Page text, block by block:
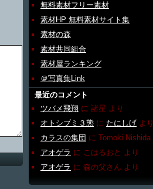
無料素材フリー素材
素材HP 無料素材サイト集
素材の森
素材共同組合
素材屋ランキング
＠写真集Link
最近のコメント
ツバメ飛翔 に 諸星 より
オトシブミ３態 に たにしげ より
カラスの集団 に Tomoki Nishida
アオゲラ に こはるおと より
アオゲラ に 森の父さん より